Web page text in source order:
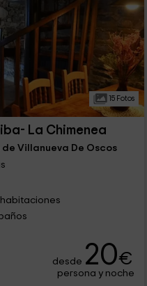
15 Fotos
La Chimenea
Villanueva De Oscos
habitaciones
desde 20€
persona y noche